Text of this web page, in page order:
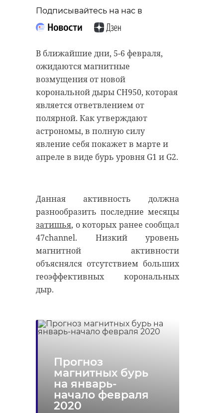
Подписывайтесь на нас в
В ближайшие дни, 5-6 февраля,
ожидаются магнитные
возмущения от новой
корональной дыры CH950, которая
является ответвлением от
полярной. Как утверждают
астрономы, в полную силу
явление себя покажет в марте и
апреле в виде бурь уровня G1 и G2.
Данная активность должна
разнообразить последние месяцы
затишья, о которых ранее сообщал
47channel. Низкий уровень
магнитной активности
объяснялся отсутствием больших
геоэффективных корональных
дыр.
Прогноз
магнитных бурь
на январь-
начало февраля
2020
реставрируют
“особняк с
века
18 августа 2020, 16:53
Подписывайтесь на нас в
Реставрируют уникальные
витражи в морском стиле.
Впереди шпаклевка дома,
утепление пенькой,
антибиологическая и
противопожарная обработка.
реставрация усадьба
Поделиться статьей:
могилы на
старинном кладбище
об истории города
11 февраля 2020, 14:59
Подписывайтесь на нас в
больше узнали о жизни Анны. В
этом году бельгийские архивы
рассекретят документы 100-
летней давности и, может тогда,
удастся узнать, какой была жизнь
Анны Беквор и других бельгийцев
в Сосновом Бору.